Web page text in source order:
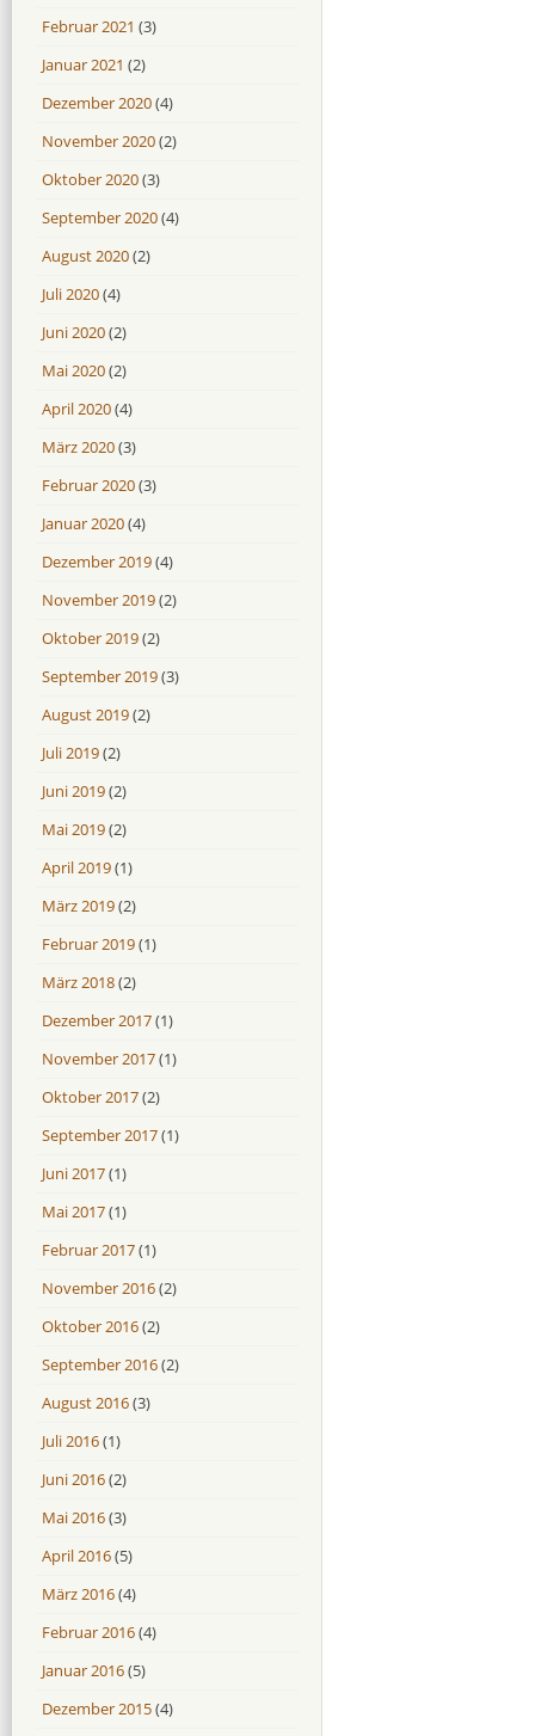
Februar 2021 (3)
Januar 2021 (2)
Dezember 2020(4)
November 2020(2)
Oktober 2020(3)
September 2020(4)
August 2020(2)
Juli 2020(4)
Juni 2020(2)
Mai 2020(2)
April 2020(4)
März 2020(3)
Februar 2020(3)
Januar 2020(4)
Dezember 2019(4)
November 2019(2)
Oktober 2019(2)
September 2019(3)
August 2019(2)
Juli 2019(2)
Juni 2019(2)
Mai 2019(2)
April 2019(1)
März 2019(2)
Februar 2019(1)
März 2018(2)
Dezember 2017(1)
November 2017(1)
Oktober 2017(2)
September 2017(1)
Juni 2017(1)
Mai 2017(1)
Februar 2017(1)
November 2016(2)
Oktober 2016(2)
September 2016(2)
August 2016(3)
Juli 2016(1)
Juni 2016(2)
Mai 2016(3)
April 2016(5)
März 2016(4)
Februar 2016(4)
Januar 2016(5)
Dezember 2015(4)